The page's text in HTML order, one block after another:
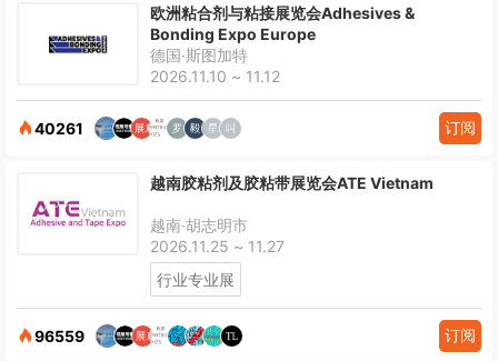
欧洲粘合剂与粘接展览会Adhesives &
Bonding Expo Europe
德国·斯图加特
2026.11.10 ~ 11.12
40261 订阅
越南胶粘剂及胶粘带展览会ATE Vietnam
越南·胡志明市
2026.11.25 ~ 11.27
行业专业展
96559 订阅